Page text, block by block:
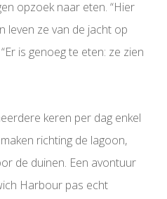
opzoek naar eten. “Hier
leven ze van de jacht op
is genoeg te eten: ze zien
keren per dag enkel
richting de lagoon,
de duinen. Een avontuur
Harbour pas echt